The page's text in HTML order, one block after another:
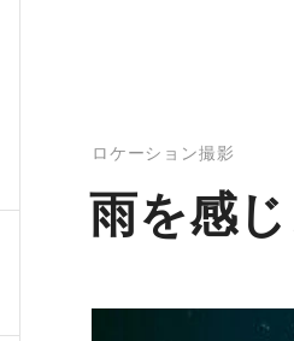
ロケーション撮影
雨を感